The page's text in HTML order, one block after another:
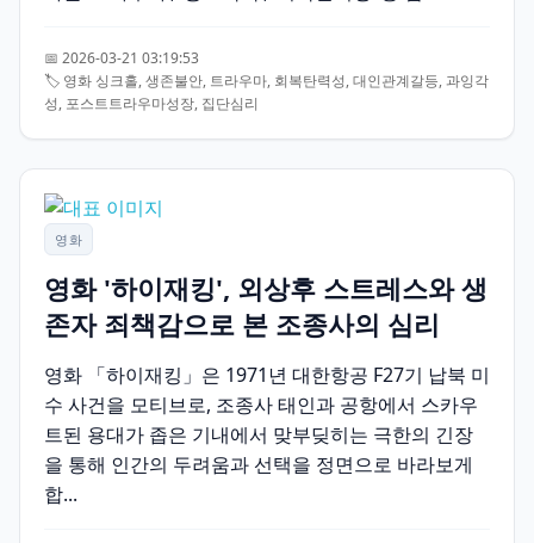
📅 2026-03-21 03:19:53
🏷️ 영화 싱크홀, 생존불안, 트라우마, 회복탄력성, 대인관계갈등, 과잉각
성, 포스트트라우마성장, 집단심리
영화
영화 '하이재킹', 외상후 스트레스와 생
존자 죄책감으로 본 조종사의 심리
영화 「하이재킹」은 1971년 대한항공 F27기 납북 미
수 사건을 모티브로, 조종사 태인과 공항에서 스카우
트된 용대가 좁은 기내에서 맞부딪히는 극한의 긴장
을 통해 인간의 두려움과 선택을 정면으로 바라보게
합...